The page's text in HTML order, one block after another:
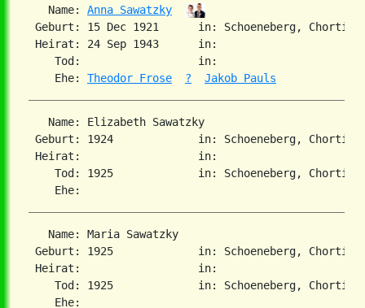
   Name:
Anna Sawatzky
Geburt: 15 Dec 1921      in: Schoeneberg,
Heirat: 24 Sep 1943      in:
    Tod:                  in:
    Ehe:
Theodor Frose ? Jakob Pauls
   Name: Elizabeth Sawatzky
Geburt: 1924             in: Schoeneberg,
Heirat:                  in:
Tod: 1925             in: Schoeneberg,
   Name: Maria Sawatzky
Geburt: 1925             in: Schoeneberg,
Heirat:                  in:
Tod: 1925             in: Schoeneberg,